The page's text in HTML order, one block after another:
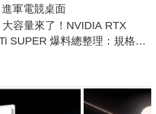
軍電競桌面
大容量來了！NVIDIA RTX
SUPER 爆料總整理：規格、